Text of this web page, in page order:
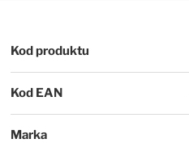
Więcej informacji
Kod produktu
Kod EAN
Marka